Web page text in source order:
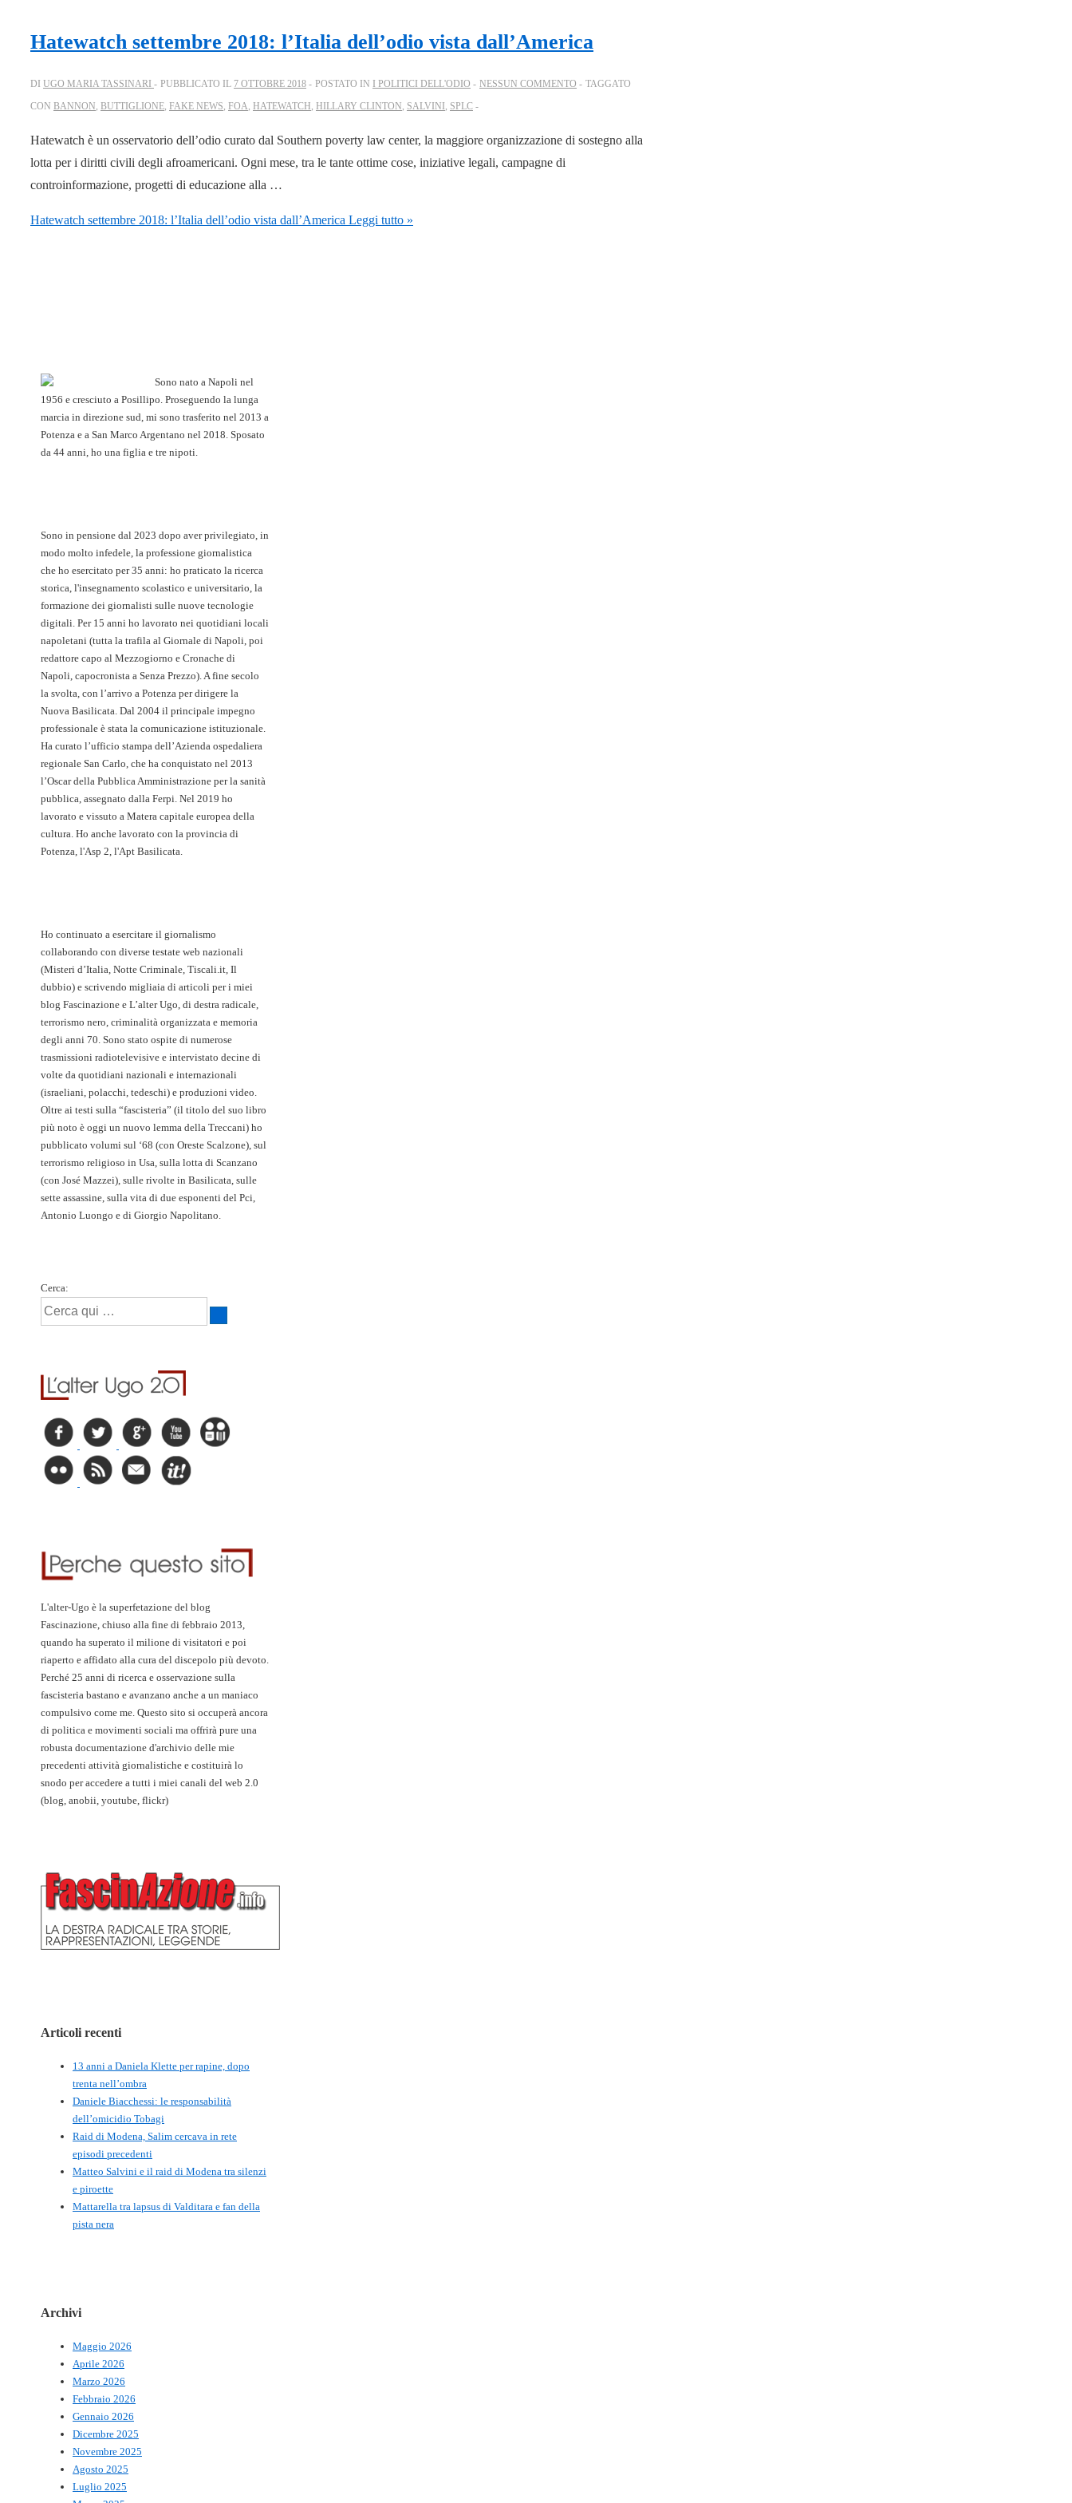
Hatewatch settembre 2018: l’Italia dell’odio vista dall’America
DI UGO MARIA TASSINARI PUBBLICATO IL 7 OTTOBRE 2018 POSTATO IN I POLITICI DELL'ODIO NESSUN COMMENTO
TAGGATO
CON BANNON, BUTTIGLIONE, FAKE NEWS, FOA, HATEWATCH, HILLARY CLINTON, SALVINI , SPLC
Hatewatch è un osservatorio dell’odio curato dal Southern poverty law center, la maggiore organizzazione di sostegno alla
lotta per i diritti civili degli afroamericani. Ogni mese, tra le tante ottime cose, iniziative legali, campagne di
controinformazione, progetti di educazione alla …
Hatewatch settembre 2018: l’Italia dell’odio vista dall’America Leggi tutto »
Sono nato a Napoli nel
1956 e cresciuto a Posillipo. Proseguendo la lunga
marcia in direzione sud, mi sono trasferito nel 2013 a
Potenza e a San Marco Argentano nel 2018. Sposato
da 44 anni, ho una figlia e tre nipoti.
Sono in pensione dal 2023 dopo aver privilegiato, in
modo molto infedele, la professione giornalistica
che ho esercitato per 35 anni: ho praticato la ricerca
storica, l'insegnamento scolastico e universitario, la
formazione dei giornalisti sulle nuove tecnologie
digitali. Per 15 anni ho lavorato nei quotidiani locali
napoletani (tutta la trafila al Giornale di Napoli, poi
redattore capo al Mezzogiorno e Cronache di
Napoli, capocronista a Senza Prezzo). A fine secolo
la svolta, con l’arrivo a Potenza per dirigere la
Nuova Basilicata. Dal 2004 il principale impegno
professionale è stata la comunicazione istituzionale.
Ha curato l’ufficio stampa dell’Azienda ospedaliera
regionale San Carlo, che ha conquistato nel 2013
l’Oscar della Pubblica Amministrazione per la sanità
pubblica, assegnato dalla Ferpi. Nel 2019 ho
lavorato e vissuto a Matera capitale europea della
cultura. Ho anche lavorato con la provincia di
Potenza, l'Asp 2, l'Apt Basilicata.
Ho continuato a esercitare il giornalismo
collaborando con diverse testate web nazionali
(Misteri d’Italia, Notte Criminale, Tiscali.it, Il
dubbio) e scrivendo migliaia di articoli per i miei
blog Fascinazione e L’alter Ugo, di destra radicale,
terrorismo nero, criminalità organizzata e memoria
degli anni 70. Sono stato ospite di numerose
trasmissioni radiotelevisive e intervistato decine di
volte da quotidiani nazionali e internazionali
(israeliani, polacchi, tedeschi) e produzioni video.
Oltre ai testi sulla “fascisteria” (il titolo del suo libro
più noto è oggi un nuovo lemma della Treccani) ho
pubblicato volumi sul ‘68 (con Oreste Scalzone), sul
terrorismo religioso in Usa, sulla lotta di Scanzano
(con José Mazzei), sulle rivolte in Basilicata, sulle
sette assassine, sulla vita di due esponenti del Pci,
Antonio Luongo e di Giorgio Napolitano.
Cerca:
L'alter-Ugo è la superfetazione del blog
Fascinazione, chiuso alla fine di febbraio 2013,
quando ha superato il milione di visitatori e poi
riaperto e affidato alla cura del discepolo più devoto.
Perché 25 anni di ricerca e osservazione sulla
fascisteria bastano e avanzano anche a un maniaco
compulsivo come me. Questo sito si occuperà ancora
di politica e movimenti sociali ma offrirà pure una
robusta documentazione d'archivio delle mie
precedenti attività giornalistiche e costituirà lo
snodo per accedere a tutti i miei canali del web 2.0
(blog, anobii, youtube, flickr)
Articoli recenti
13 anni a Daniela Klette per rapine, dopo
trenta nell’ombra
Daniele Biacchessi: le responsabilità
dell’omicidio Tobagi
Raid di Modena, Salim cercava in rete
episodi precedenti
Matteo Salvini e il raid di Modena tra silenzi
e piroette
Mattarella tra lapsus di Valditara e fan della
pista nera
Archivi
Maggio 2026
Aprile 2026
Marzo 2026
Febbraio 2026
Gennaio 2026
Dicembre 2025
Novembre 2025
Agosto 2025
Luglio 2025